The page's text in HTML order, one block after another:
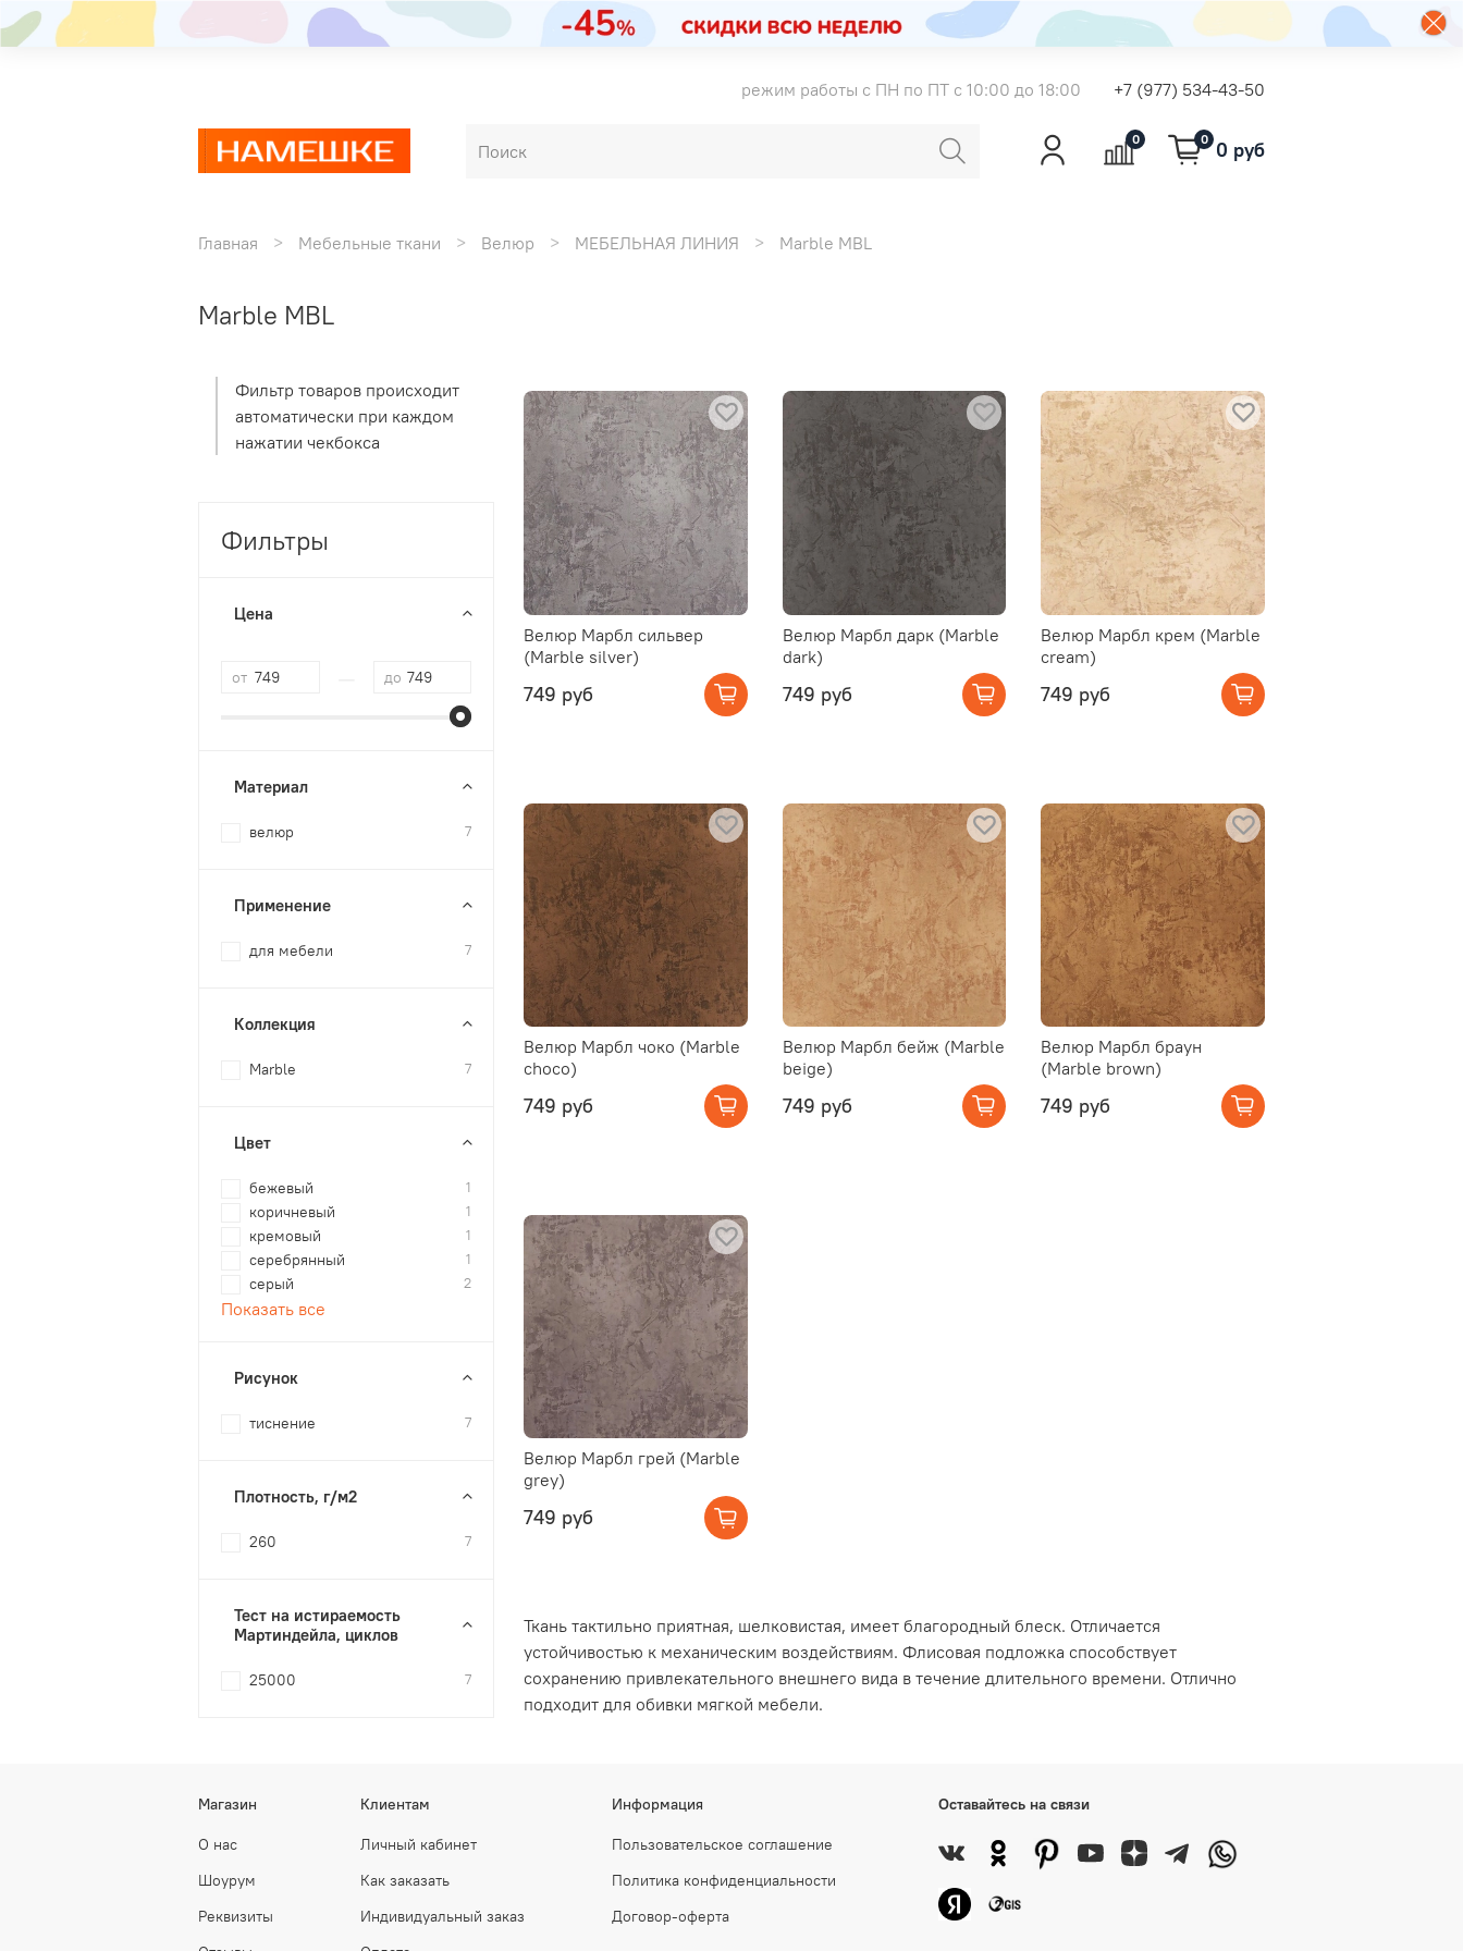
режим работы с ПН по ПТ с 10:00 до 18:00 +7 (977) 534-43-50
0 0 0 руб
Главная Мебельные ткани Велюр МЕБЕЛЬНАЯ ЛИНИЯ Marble MBL
Marble MBL
Велюр Марбл сильвер
(Marble silver)
749 руб
Велюр Марбл дарк (Marble
dark)
749 руб
Велюр Марбл крем (Marble
cream)
749 руб
Велюр Марбл чоко (Marble
choco)
749 руб
Велюр Марбл бейж (Marble
beige)
749 руб
Велюр Марбл браун
(Marble brown)
749 руб
Велюр Марбл грей (Marble
grey)
749 руб
Ткань тактильно приятная, шелковистая, имеет благородный блеск. Отличается
устойчивостью к механическим воздействиям. Флисовая подложка способствует
сохранению привлекательного внешнего вида в течение длительного времени. Отлично
подходит для обивки мягкой мебели.
Фильтр товаров происходит
автоматически при каждом
нажатии чекбокса
Фильтры
Цена
от до
Материал
велюр 7
Применение
для мебели 7
Коллекция
Marble 7
Цвет
бежевый 1
коричневый 1
кремовый 1
серебрянный 1
серый 2
Показать все
Рисунок
тиснение 7
Плотность, г/м2
260 7
Тест на истираемость
Мартиндейла, циклов
25000 7
Магазин
О нас
Шоурум
Реквизиты
Клиентам
Личный кабинет
Как заказать
Индивидуальный заказ
Информация
Пользовательское соглашение
Политика конфиденциальности
Договор-оферта
Оставайтесь на связи